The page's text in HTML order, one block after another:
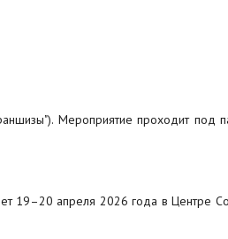
Мероприятие проходит под
19–20 апреля 2026 года в Центре